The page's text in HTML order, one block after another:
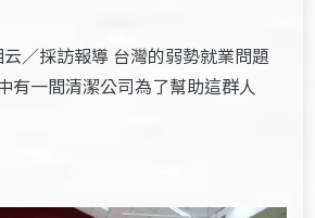
／採訪報導 台灣的弱勢就業問題
有一間清潔公司為了幫助這群人